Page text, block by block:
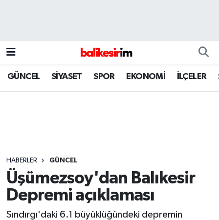
GÜNCEL SİYASET SPOR EKONOMİ İLÇELER
HABERLER GÜNCEL
Üşümezsoy'dan Balıkesir
Depremi açıklaması
Sındırgı'daki 6.1 büyüklüğündeki depremin